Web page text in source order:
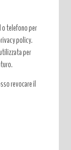
o telefono per
policy.
per
revocare il